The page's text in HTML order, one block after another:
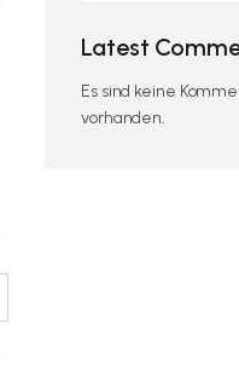
Latest
Es sind keine
vorhanden.